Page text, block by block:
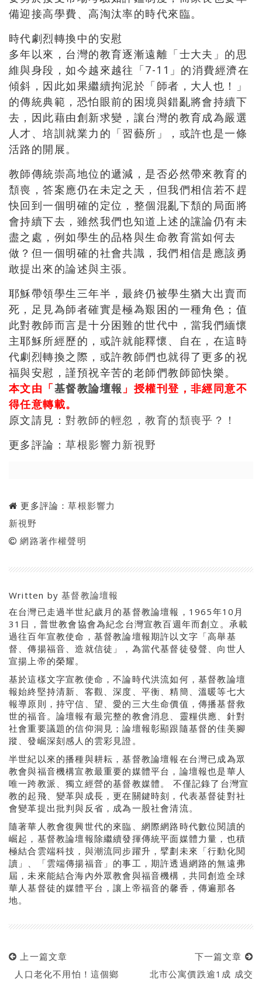
備迎接高學費、高淘汰率的時代來臨。
時代劇烈轉換中的安慰
多年以來，台灣的教育逐漸遠離「士大夫」的思
維與身段，如今越來越往「7-11」的消費經濟在
傾斜，因此如果繼續拘泥於「師者，大人也！」
的傳統典範，恐怕眼前的困境與錯亂將會持續下
去，因此藉由創新求變，讓台灣的教育成為嚴選
人才、培訓就業力的「習藝所」，或許也是一條
活路的開展。
教師傳統崇高地位的遞減，是否必然帶來教育的
頹喪，答案應仍在未定之天，但我們相信若不趕
快回到一個明確的定位，整個混亂下頹的局面將
會持續下去，雖然我們也知道上述的讜論仍有未
盡之處，例如學生的品格與生命教育當如何去
做？但一個明確的社會共識，我們相信是應該勇
敢提出來的論述與主張。
耶穌帶領學生三年半，最終仍被學生猶大出賣而
死，足見為師者確實是極為艱困的一種角色；值
此對教師而言是十分困難的世代中，當我們緬懷
主耶穌所經歷的，或許就能釋懷、自在，在這時
代劇烈轉換之際，或許教師們也就得了更多的祝
福與安慰，謹預祝辛苦的老師們教師節快樂。
本文由「基督教論壇報 」授權刊登，非經同意不
得任意轉載。
原文請見：對教師的輕忽，教育的頹喪乎？！
更多評論：草根影響力新視野
更多評論：草根影響力
新視野
網路著作權聲明
Written by基督教論壇報
在台灣已走過半世紀歲月的基督教論壇報，1965年10月
31日，普世教會協會為紀念台灣宣教百週年而創立。承載
過往百年宣教使命，基督教論壇報期許以文字「高舉基
督、傳揚福音、造就信徒」，為當代基督徒發聲、向世人
宣揚上帝的榮耀。
基於這樣文字宣教使命，不論時代洪流如何，基督教論壇
報始終堅持清新、客觀、深度、平衡、精簡、溫暖等七大
報導原則，持守信、望、愛的三大生命價值，傳播基督救
世的福音。論壇報有最完整的教會消息、靈糧供應、針對
社會重要議題的信仰洞見；論壇報彰顯跟隨基督的佳美腳
蹤、發崛深刻感人的雲彩見證。
半世紀以來的播種與耕耘，基督教論壇報在台灣已成為眾
教會與福音機構宣教最重要的媒體平台，論壇報也是華人
唯一跨教派、獨立經營的基督教媒體。 不僅記錄了台灣宣
教的起飛、變革與成長，更在關鍵時刻，代表基督徒對社
會變革提出批判與反省，成為一股社會清流。
隨著華人教會復興世代的來臨、網際網路時代數位閱讀的
崛起，基督教論壇報除繼續發揮傳統平面媒體力量，也積
極結合雲端科技，與潮流同步躍升，擘劃未來「行動化閱
讀」、「雲端傳揚福音」的事工，期許透過網路的無遠弗
屆，未來能結合海內外眾教會與福音機構，共同創造全球
華人基督徒的媒體平台，讓上帝福音的馨香，傳遍那各
地。
上一篇文章
人口老化不用怕！這個鄉
下一篇文章
北市公寓價跌逾1成 成交